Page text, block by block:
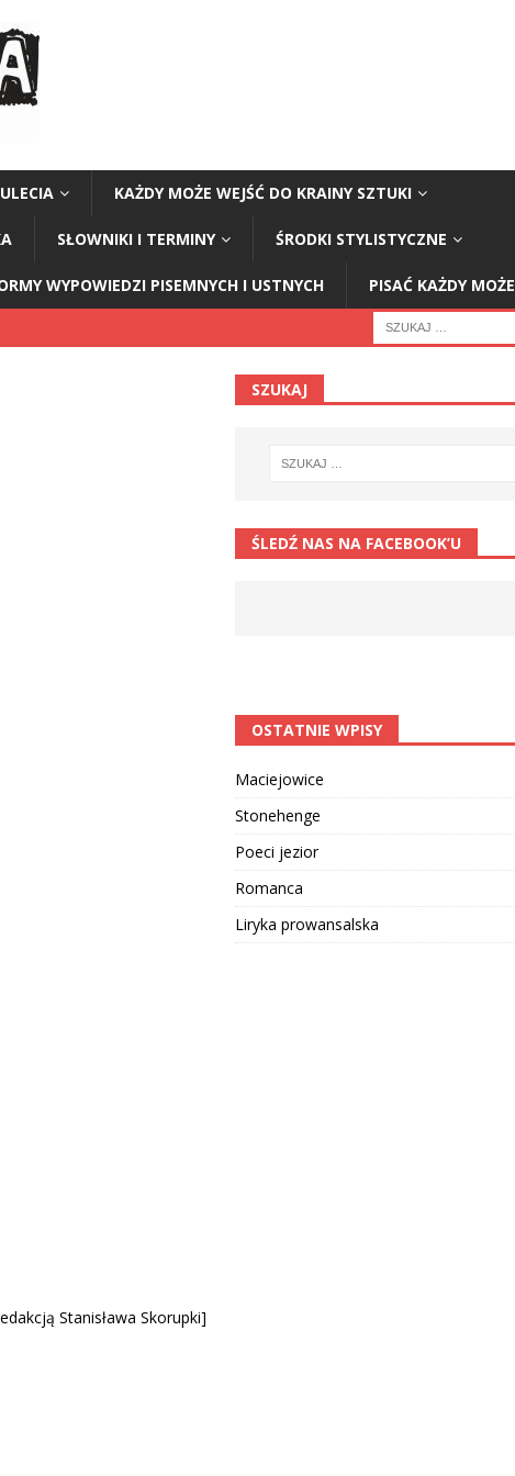
KAŻDY MOŻE WEJŚĆ DO KRAINY SZTUKI
SŁOWNIKI I TERMINY ŚRODKI STYLISTYCZNE
WYPOWIEDZI PISEMNYCH I USTNYCH PISAĆ KAŻDY MOŻE
Stanisława Skorupki]
SZUKAJ
ŚLEDŹ NAS NA FACEBOOK’U
OSTATNIE WPISY
Maciejowice
Stonehenge
Poeci jezior
Romanca
Liryka prowansalska